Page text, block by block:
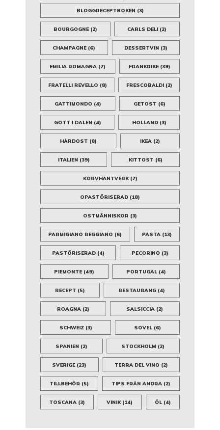
BLOGGRECEPTBOKEN (3)
BOURGOGNE(2) CARLS DELI (2)
CHAMPAGNE (6) DESSERTVIN (3)
EMILIA ROMAGNA (7) FRANKRIKE(39)
FRATELLI REVELLO (8) FRESCOBALDI(2)
GATTIMONDO (4) GETOST (6)
GOTT I DALEN (4) HOLLAND(3)
HÅRDOST (8) IKEA (2)
ITALIEN (39) KITTOST (6)
KORVHANTVERK(7)
OPASTÖRISERAD (18)
OSTMÄNNISKOR (3)
PARMIGIANO REGGIANO (6) PASTA(13)
PASTÖRISERAD(4) PECORINO (3)
PIEMONTE (49) PORTUGAL(4)
RECEPT (5) RESTAURANG (4)
ROAGNA(2) SALSICCIA (2)
SCHWEIZ(3) SOVEL(6)
SPANIEN (2) STOCKHOLM (2)
SVERIGE (23) TERRA DEL VINO (2)
TILLBEHÖR (5) TIPS FRÅN ANDRA (2)
TOSCANA (3) VINIK(14) ÖL(4)